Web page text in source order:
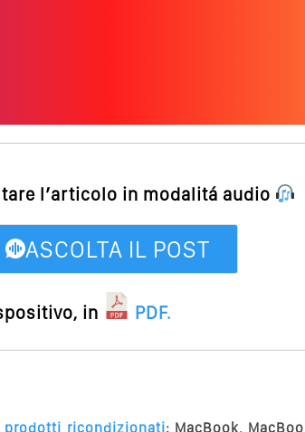
l’articolo in modalitá audio
ASCOLTA IL POST
in PDF.
prodotti ricondizionati: MacBook,